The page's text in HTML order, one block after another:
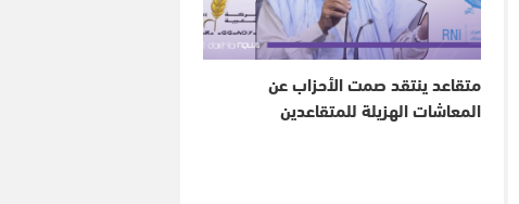
متقاعد ينتقد صمت الأحزاب عن
المعاشات الهزيلة للمتقاعدين